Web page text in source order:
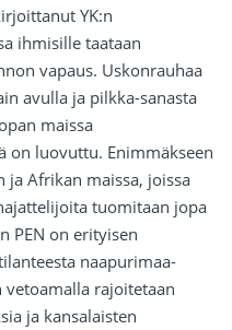
YK:n
ihmisille taataan
vapaus. Uskonrauhaa
avulla ja pilkka-sanasta
maissa
on luovuttu. Enimmäkseen
Afrikan maissa, joissa
tuomitaan jopa
PEN on erityisen
naapurimaa-
vetoamalla rajoitetaan
ja kansalaisten